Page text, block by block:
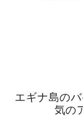
エギナ島の
気の